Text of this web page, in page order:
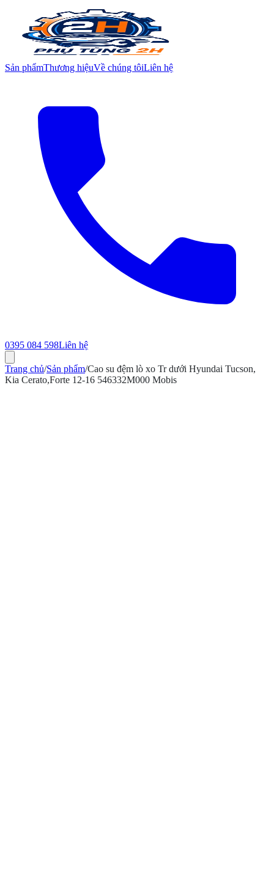
Sản phẩmThương hiệuVề chúng tôiLiên hệ
0395 084 598Liên hệ
Trang chủ/Sản phẩm/Cao su đệm lò xo Tr dưới Hyundai Tucson,
Kia Cerato,Forte 12-16 546332M000 Mobis